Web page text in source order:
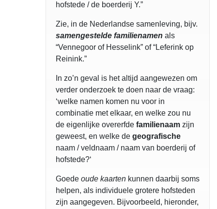
hofstede / de boerderij Y.”
Zie, in de Nederlandse samenleving, bijv.
samengestelde familienamen als
“Vennegoor of Hesselink” of “Leferink op
Reinink.”
In zo’n geval is het altijd aangewezen om
verder onderzoek te doen naar de vraag:
‘welke namen komen nu voor in
combinatie met elkaar, en welke zou nu
de eigenlijke overerfde familienaam zijn
geweest, en welke de geografische
naam / veldnaam / naam van boerderij of
hofstede?‘
Goede oude kaarten kunnen daarbij soms
helpen, als individuele grotere hofsteden
zijn aangegeven. Bijvoorbeeld, hieronder,